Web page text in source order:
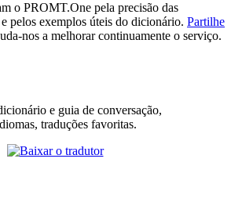
o PROMT.One pela precisão das
pelos exemplos úteis do dicionário. Partilhe
nos a melhorar continuamente o serviço.
e guia de conversação,
traduções favoritas.